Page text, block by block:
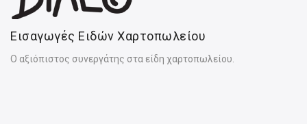
Εισαγωγές Ειδών Χαρτοπωλείου
Ο αξιόπιστος συνεργάτης στα είδη χαρτοπωλείου.